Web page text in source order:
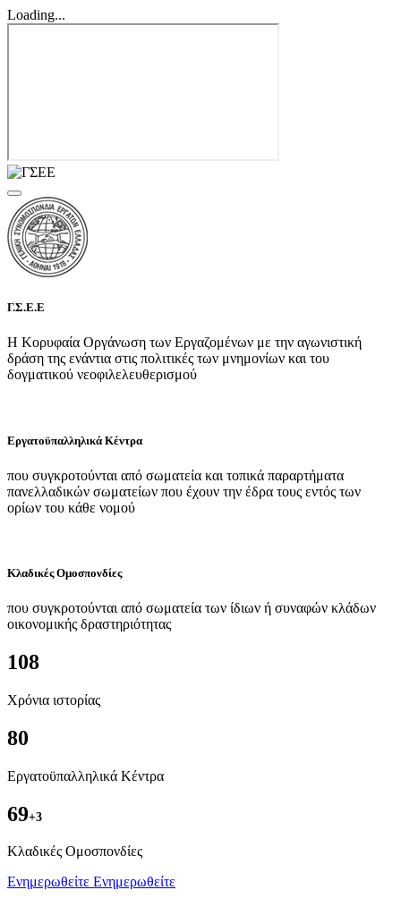
Loading...
Γ.Σ.Ε.Ε
Η Κορυφαία Οργάνωση των Εργαζομένων με την αγωνιστική
δράση της ενάντια στις πολιτικές των μνημονίων και του
δογματικού νεοφιλελευθερισμού
Εργατοϋπαλληλικά Κέντρα
που συγκροτούνται από σωματεία και τοπικά παραρτήματα
πανελλαδικών σωματείων που έχουν την έδρα τους εντός των
ορίων του κάθε νομού
Κλαδικές Ομοσπονδίες
που συγκροτούνται από σωματεία των ίδιων ή συναφών κλάδων
οικονομικής δραστηριότητας
108
Χρόνια ιστορίας
80
Εργατοϋπαλληλικά Κέντρα
69+3
Kλαδικές Ομοσπονδίες
Ενημερωθείτε Ενημερωθείτε